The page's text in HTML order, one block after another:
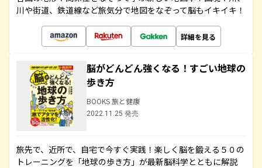
川や街道、鉄道線など旅気分で地図をなぞって脳もイキイキ！
詳細を見る
脳がどんどん強くなる！すごい地球の
歩き方
BOOKS 旅と健康
2022.11.25 発売
旅先で、近所で、自宅で今すぐ実践！楽しく脳を鍛える５０の
トレーニングを「地球の歩き方」が最新脳科学とともに解説